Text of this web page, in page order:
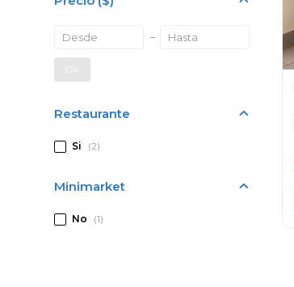
OK
Restaurante
Si (2)
Minimarket
No (1)